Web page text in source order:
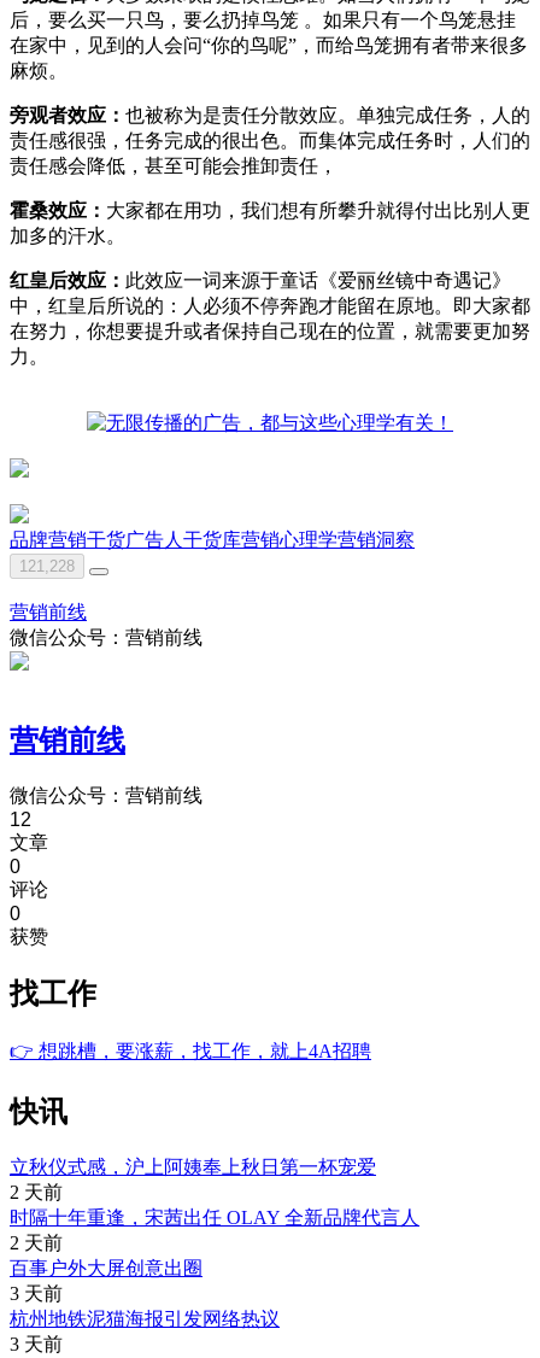
后，要么买一只鸟，要么扔掉鸟笼 。如果只有一个鸟笼悬挂
在家中，见到的人会问“你的鸟呢”，而给鸟笼拥有者带来很多
麻烦。
旁观者效应： 也被称为是责任分散效应。单独完成任务，人的
责任感很强，任务完成的很出色。而集体完成任务时，人们的
责任感会降低，甚至可能会推卸责任，
霍桑效应： 大家都在用功，我们想有所攀升就得付出比别人更
加多的汗水。
红皇后效应： 此效应一词来源于童话《爱丽丝镜中奇遇记》
中，红皇后所说的：人必须不停奔跑才能留在原地。即大家都
在努力，你想要提升或者保持自己现在的位置，就需要更加努
力。
品牌营销干货广告人干货库营销心理学营销洞察
121,228
营销前线
微信公众号：营销前线
营销前线
微信公众号：营销前线
12
文章
0
评论
0
获赞
找工作
👉 想跳槽，要涨薪，找工作，就上4A招聘
快讯
立秋仪式感，沪上阿姨奉上秋日第一杯宠爱
2 天前
时隔十年重逢，宋茜出任 OLAY 全新品牌代言人
2 天前
百事户外大屏创意出圈
3 天前
杭州地铁泥猫海报引发网络热议
3 天前